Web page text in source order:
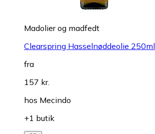
Madolier og madfedt
Clearspring Hasselnøddeolie 250ml
fra
157 kr.
hos Mecindo
+1 butik